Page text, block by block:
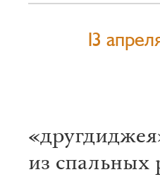
13
из спальных